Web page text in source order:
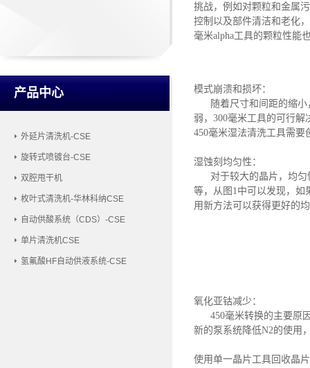
产品中心
外延片清洗机-CSE
旋转式喷镀台-CSE
双腔甩干机
枚叶式清洗机-华林科纳CSE
自动供酸系统（CDS）-CSE
单片清洗机CSE
氢氟酸HF自动供液系统-CSE
挑战，例如对颗粒和金属
控制以及部件清洁和老化
毫米alpha工具的颗粒性能
模式崩溃和损坏：
随着尺寸和间距的缩
弱，300毫米工具的可行
450毫米湿法清洗工具需
湿蚀刻均匀性：
对于较大的晶片，均匀
等，从图1中可以发现，如
用新方法可以获得更好的
氧化亚钴减少：
450毫米转换的主要原
新的泵系统降低N2的使用
使用单一晶片工具回收晶